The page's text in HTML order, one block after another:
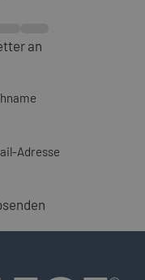
an
Adresse